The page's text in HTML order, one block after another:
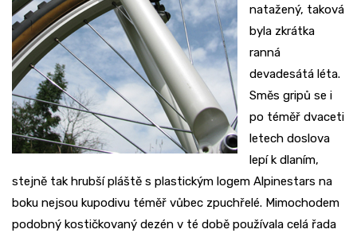
natažený, taková
byla zkrátka
ranná
devadesátá léta.
Směs gripů se i
po téměř dvaceti
letech doslova
lepí k dlaním,
stejně tak hrubší pláště s plastickým logem Alpinestars na
boku nejsou kupodivu téměř vůbec zpuchřelé. Mimochodem
podobný kostičkovaný dezén v té době používala celá řada